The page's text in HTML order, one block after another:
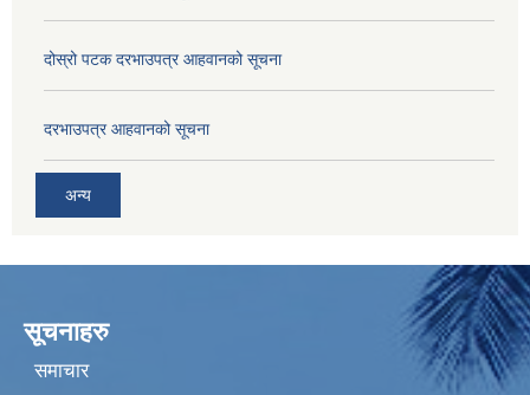
दोस्रो पटक दरभाउपत्र आहवानको सूचना
दरभाउपत्र आहवानको सूचना
अन्य
सूचनाहरु
समाचार